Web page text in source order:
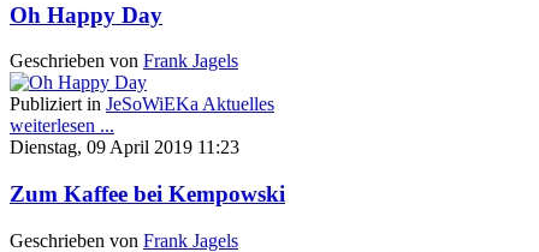
Oh Happy Day
Geschrieben von Frank Jagels
Publiziert in JeSoWiEKa Aktuelles
weiterlesen ...
Dienstag, 09 April 2019 11:23
Zum Kaffee bei Kempowski
Geschrieben von Frank Jagels